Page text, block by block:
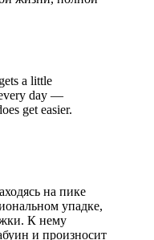
a little
day —
get easier.
на пике
упадке,
К нему
и произносит